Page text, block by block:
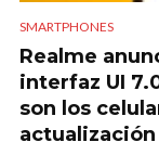
SMARTPHONES
Realme
interfaz UI
son los
actualización